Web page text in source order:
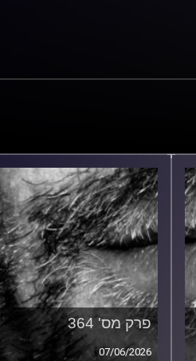
פרק מס' 364
07/06/2026